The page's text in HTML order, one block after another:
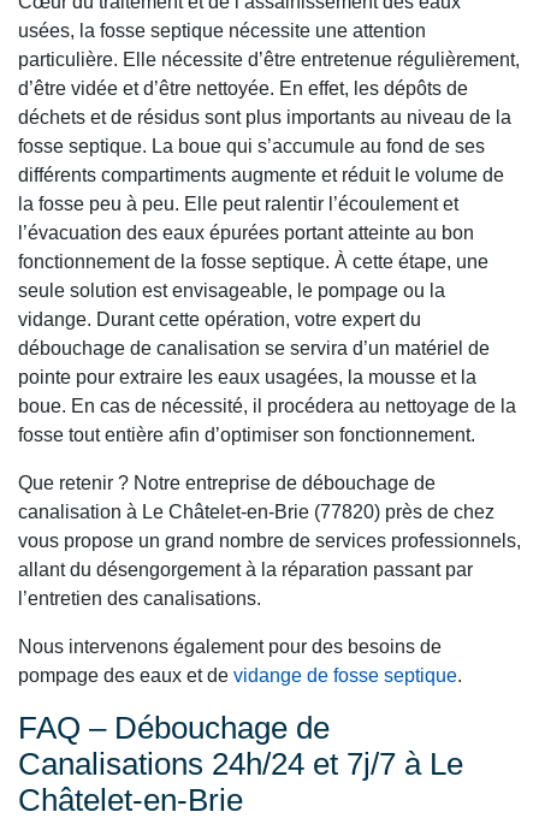
usées, la fosse septique nécessite une attention
particulière. Elle nécessite d’être entretenue régulièrement,
d’être vidée et d’être nettoyée. En effet, les dépôts de
déchets et de résidus sont plus importants au niveau de la
fosse septique. La boue qui s’accumule au fond de ses
différents compartiments augmente et réduit le volume de
la fosse peu à peu. Elle peut ralentir l’écoulement et
l’évacuation des eaux épurées portant atteinte au bon
fonctionnement de la fosse septique. À cette étape, une
seule solution est envisageable, le pompage ou la
vidange. Durant cette opération, votre expert du
débouchage de canalisation se servira d’un matériel de
pointe pour extraire les eaux usagées, la mousse et la
boue. En cas de nécessité, il procédera au nettoyage de la
fosse tout entière afin d’optimiser son fonctionnement.
Que retenir ? Notre entreprise de débouchage de
canalisation à Le Châtelet-en-Brie (77820) près de chez
vous propose un grand nombre de services professionnels,
allant du désengorgement à la réparation passant par
l’entretien des canalisations.
Nous intervenons également pour des besoins de
pompage des eaux et de vidange de fosse septique.
FAQ – Débouchage de
Canalisations 24h/24 et 7j/7 à Le
Châtelet-en-Brie